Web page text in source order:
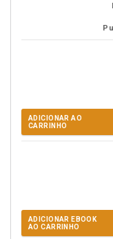
ADICIONAR AO
CARRINHO
ADICIONAR EBOOK
AO CARRINHO